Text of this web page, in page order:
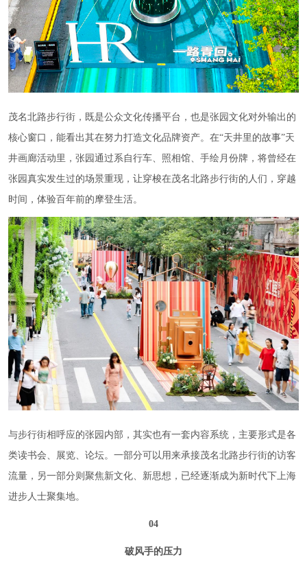
茂名北路步行街，既是公众文化传播平台，也是张园文化对外输出的
核心窗口，能看出其在努力打造文化品牌资产。在“天井里的故事”天
井画廊活动里，张园通过系自行车、照相馆、手绘月份牌，将曾经在
张园真实发生过的场景重现，让穿梭在茂名北路步行街的人们，穿越
时间，体验百年前的摩登生活。
与步行街相呼应的张园内部，其实也有一套内容系统，主要形式是各
类读书会、展览、论坛。一部分可以用来承接茂名北路步行街的访客
流量，另一部分则聚焦新文化、新思想，已经逐渐成为新时代下上海
进步人士聚集地。
04
破风手的压力